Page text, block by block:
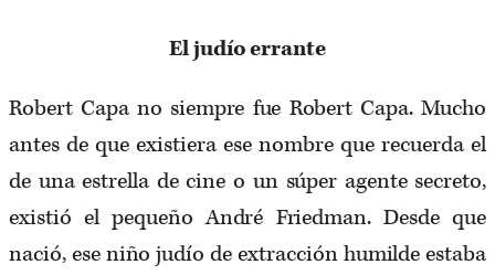
El judío errante
Robert Capa no siempre fue Robert Capa. Mucho
antes de que existiera ese nombre que recuerda el
de una estrella de cine o un súper agente secreto,
existió el pequeño André Friedman. Desde que
nació, ese niño judío de extracción humilde estaba